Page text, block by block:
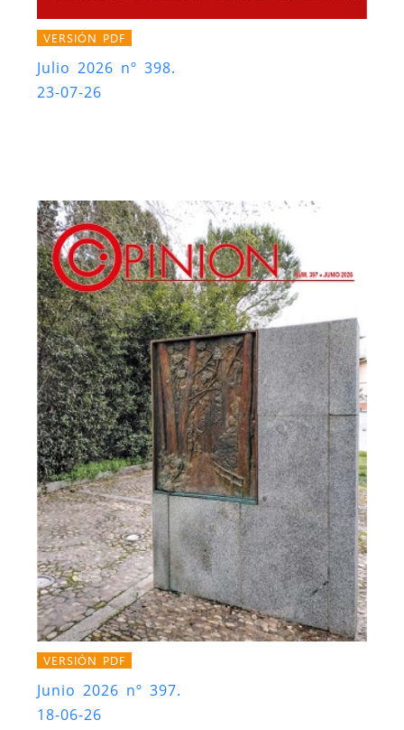
VERSIÓN PDF
Julio 2026 nº 398.
23-07-26
VERSIÓN PDF
Junio 2026 nº 397.
18-06-26